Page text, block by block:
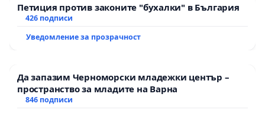
Петиция против законите "бухалки" в България
426 подписи
Уведомление за прозрачност
Да запазим Черноморски младежки център –
пространство за младите на Варна
846 подписи